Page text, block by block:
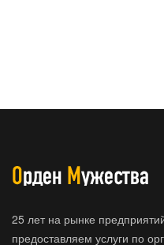
25 лет на рынке
предоставляем услуги по